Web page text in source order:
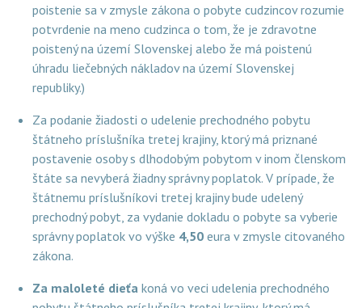
poistenie sa v zmysle zákona o pobyte cudzincov rozumie
potvrdenie na meno cudzinca o tom, že je zdravotne
poistený na území Slovenskej alebo že má poistenú
úhradu liečebných nákladov na území Slovenskej
republiky.)
Za podanie žiadosti o udelenie prechodného pobytu
štátneho príslušníka tretej krajiny, ktorý má priznané
postavenie osoby s dlhodobým pobytom v inom členskom
štáte sa nevyberá žiadny správny poplatok. V prípade, že
štátnemu príslušníkovi tretej krajiny bude udelený
prechodný pobyt, za vydanie dokladu o pobyte sa vyberie
správny poplatok vo výške 4,50 eura v zmysle citovaného
zákona.
Za maloleté dieťa koná vo veci udelenia prechodného